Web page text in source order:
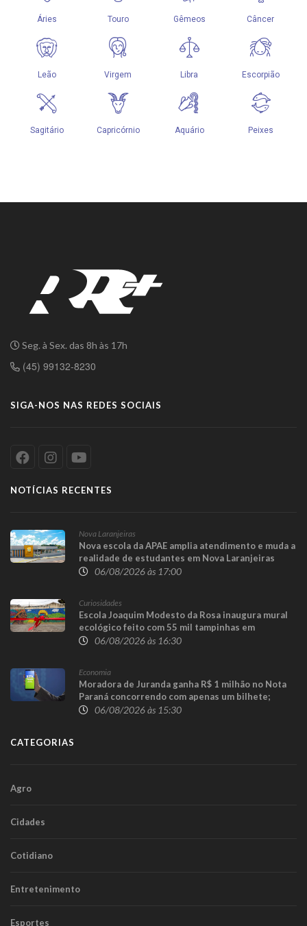
Seg. à Sex. das 8h às 17h
(45) 99132-8230
SIGA-NOS NAS REDES SOCIAIS
NOTÍCIAS RECENTES
Nova Laranjeiras
Nova escola da APAE amplia atendimento e muda a
realidade de estudantes em Nova Laranjeiras
06/08/2026 às 17:00
Curiosidades
Escola Joaquim Modesto da Rosa inaugura mural
ecológico feito com 55 mil tampinhas em
Guaraniaçu
06/08/2026 às 16:30
Economia
Moradora de Juranda ganha R$ 1 milhão no Nota
Paraná concorrendo com apenas um bilhete;
prêmio de R$ 100 mil sai para Toledo
06/08/2026 às 15:30
CATEGORIAS
Agro
Cidades
Cotidiano
Entretenimento
Esportes